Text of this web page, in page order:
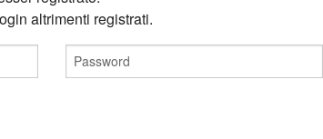
altrimenti registrati.